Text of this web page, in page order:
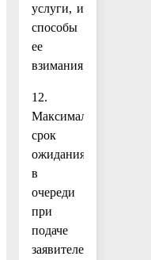
услуги, и
способы
ее
взимания
12.
Максимальный
срок
ожидания
в
очереди
при
подаче
заявителем